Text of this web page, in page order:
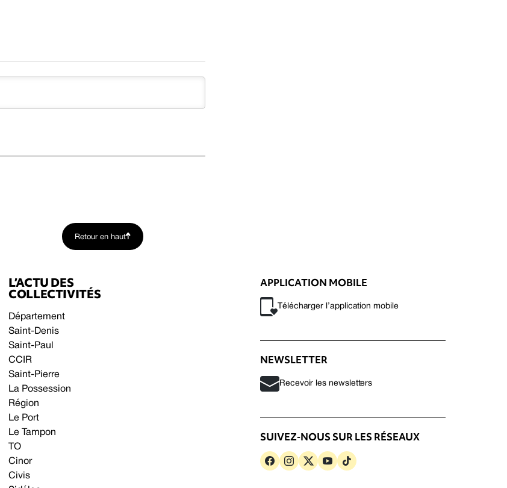
Retour en haut
L’ACTU DES
COLLECTIVITÉS
Département
Saint-Denis
Saint-Paul
CCIR
Saint-Pierre
La Possession
Région
Le Port
Le Tampon
TO
Cinor
Civis
APPLICATION MOBILE
Télécharger l’application mobile
NEWSLETTER
Recevoir les newsletters
SUIVEZ-NOUS SUR LES RÉSEAUX